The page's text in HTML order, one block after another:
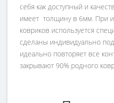
себя как доступный и
имеет толщину в 6мм. При
ковриков используется
сделаны индивидуально
идеально повторяет все
закрывают 90% родного